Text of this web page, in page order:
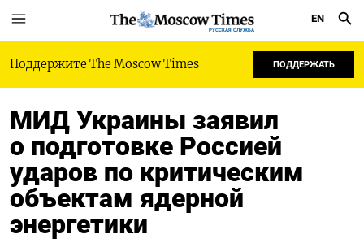
РУССКАЯ СЛУЖБА
EN
Поддержите The Moscow Times ПОДДЕРЖАТЬ
МИД Украины заявил
о подготовке Россией
ударов по критическим
объектам ядерной
энергетики